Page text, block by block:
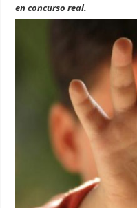
en concurso real.